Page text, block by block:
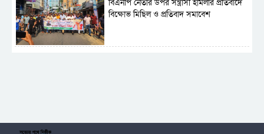
বিএনপি নেতার উপর সন্ত্রাসী হামলার প্রতিবাদে
বিক্ষোভ মিছিল ও প্রতিবাদ সমাবেশ